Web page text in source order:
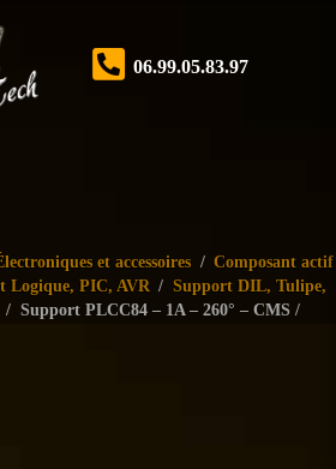
06.99.05.83.97
et accessoires / Composant actif
Logique, PIC, AVR / Support DIL, Tulipe,
/ Support PLCC84 – 1A – 260° – CMS /